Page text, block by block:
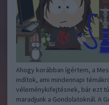
Ahogy korábban ígértem, a
indítok, ami mindennapi
véleménykifejtésnek, bár ezt
maradjunk a Gondolatoknál. A